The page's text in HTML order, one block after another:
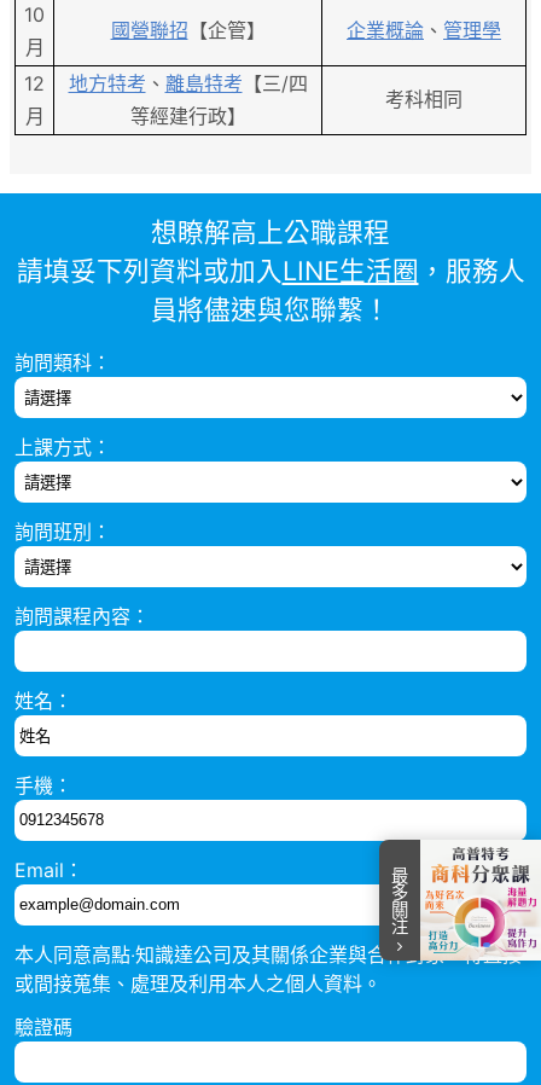
10
月
國營聯招 【企管】 企業概論 、 管理學
12
月
地方特考 、 離島特考 【三/四
等經建行政】
考科相同
想瞭解高上公職課程
請填妥下列資料或加入LINE生活圈 ，服務人
員將儘速與您聯繫！
詢問類科：
上課方式：
詢問班別：
詢問課程內容：
姓名：
手機：
Email：
本人同意高點‧知識達公司及其關係企業與合作對象，得直接
或間接蒐集、處理及利用本人之個人資料。
驗證碼
最多關注
itemitem
item
item